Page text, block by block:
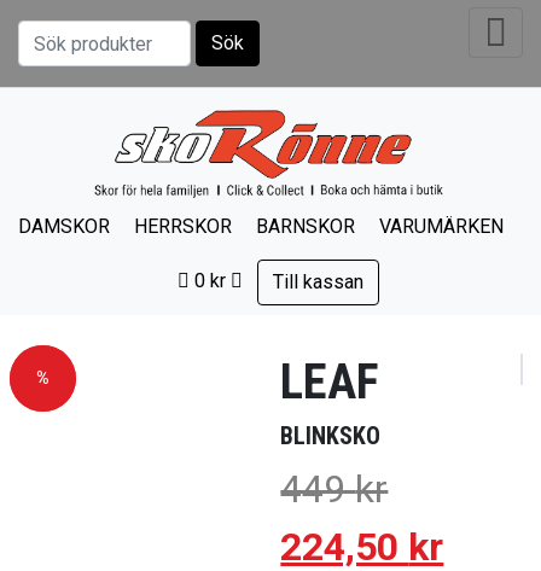
Sök efter:
Sök
DAMSKOR HERRSKOR BARNSKOR VARUMÄRKEN
0 kr Till kassan
Rea!
% LEAF
BLINKSKO
449kr
224,50 kr